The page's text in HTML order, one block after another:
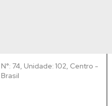
N°: 74, Unidade: 102, Centro
Brasil